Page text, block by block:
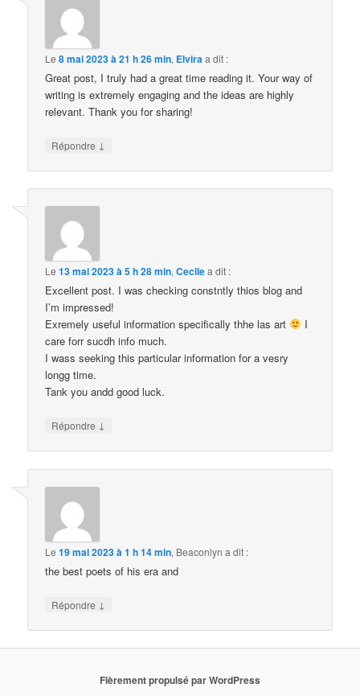
Le8 mai 2023 à 21 h 26 min, Elviraa dit :
Great post, I truly had a great time reading it. Your way of
writing is extremely engaging and the ideas are highly
relevant. Thank you for sharing!
Répondre ↓
Le13 mai 2023 à 5 h 28 min,Cecilea dit :
Excellent post. I was checking constntly thios blog and
I’m impressed!
Exremely useful information specifically thhe las art
I
care forr sucdh info much.
I wass seeking this particular information for a vesry
longg time.
Tank you andd good luck.
Répondre ↓
Le19 mai 2023 à 1 h 14 min, Beaconlyn a dit :
the best poets of his era and
Répondre ↓
Fièrement propulsé par WordPress